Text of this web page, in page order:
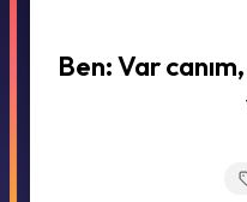
Ben: Var